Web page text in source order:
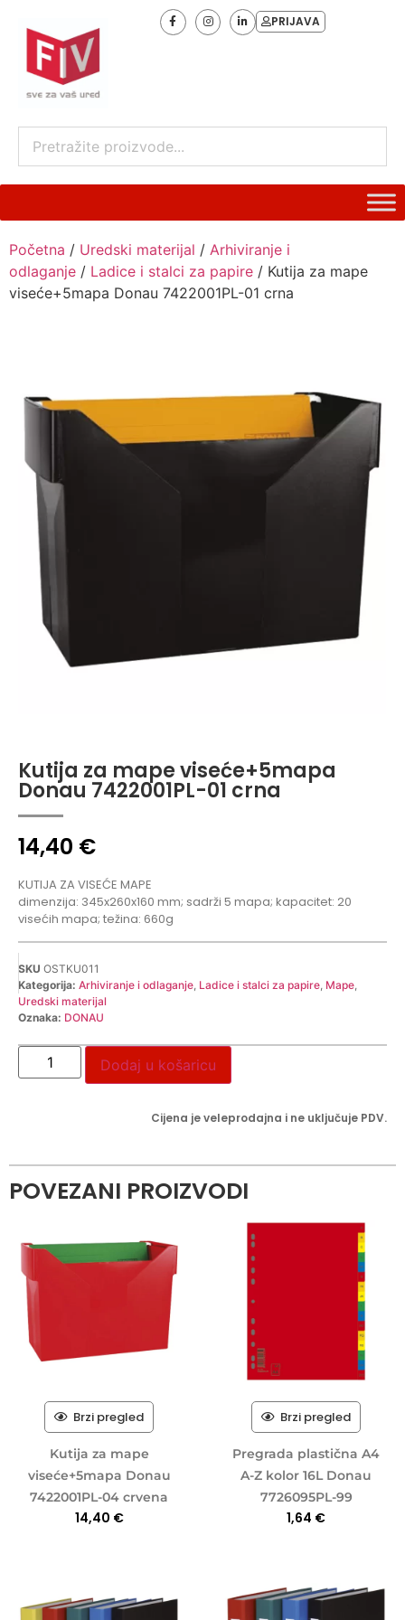
PRIJAVA
Početna / Uredski materijal / Arhiviranje i
odlaganje / Ladice i stalci za papire / Kutija za mape
viseće+5mapa Donau 7422001PL-01 crna
Kutija za mape viseće+5mapa
Donau 7422001PL-01 crna
14,40 €
KUTIJA ZA VISEĆE MAPE
dimenzija: 345x260x160 mm; sadrži 5 mapa; kapacitet: 20
visećih mapa; težina: 660g
SKU OSTKU011
Kategorija: Arhiviranje i odlaganje Ladice i stalci za papire Mape
Uredski materijal
Oznaka: DONAU
Dodaj u košaricu
Cijena je veleprodajna i ne uključuje PDV.
POVEZANI PROIZVODI
Brzi pregled
Kutija za mape
viseće+5mapa Donau
7422001PL-04 crvena
14,40 €
Brzi pregled
Pregrada plastična A4
A-Z kolor 16L Donau
7726095PL-99
1,64 €